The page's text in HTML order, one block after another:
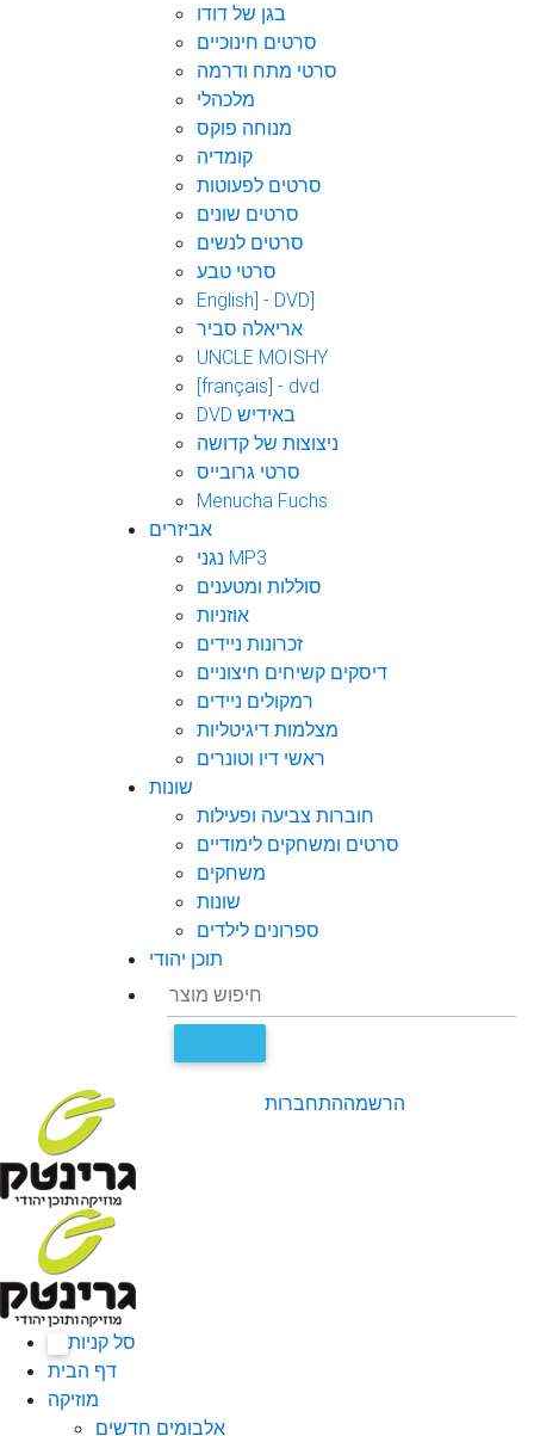
בגן של דודו
סרטים חינוכיים
סרטי מתח ודרמה
מלכהלי
מנוחה פוקס
קומדיה
סרטים לפעוטות
סרטים שונים
סרטים לנשים
סרטי טבע
English] - DVD]
אריאלה סביר
UNCLE MOISHY
[français] - dvd
DVD באידיש
ניצוצות של קדושה
סרטי גרובייס
Menucha Fuchs
אביזרים
נגני MP3
סוללות ומטענים
אוזניות
זכרונות ניידים
דיסקים קשיחים חיצוניים
רמקולים ניידים
מצלמות דיגיטליות
ראשי דיו וטונרים
שונות
חוברות צביעה ופעילות
סרטים ומשחקים לימודיים
משחקים
שונות
ספרונים לילדים
תוכן יהודי
התחברותהרשמה
סל קניות
דף הבית
מוזיקה
אלבומים חדשים